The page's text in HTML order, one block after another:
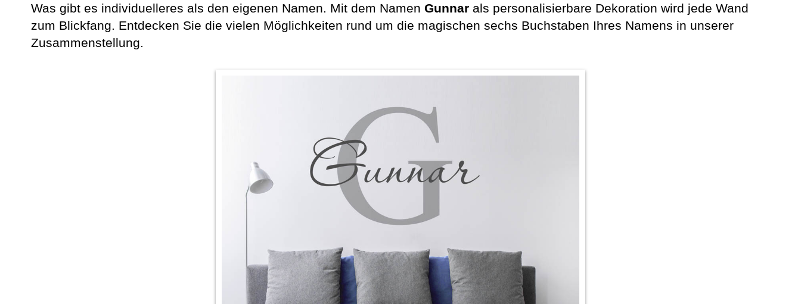
Was gibt es individuelleres als den eigenen Namen. Mit dem Namen Gunnar als personalisierbare Dekoration wird jede Wand
zum Blickfang. Entdecken Sie die vielen Möglichkeiten rund um die magischen sechs Buchstaben Ihres Namens in unserer
Zusammenstellung.